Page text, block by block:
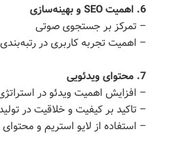
6. اهمیت SEO و بهینه‌سازی
– تمرکز بر جستجوی صوتی
– اهمیت تجربه کاربری در رتبه‌بندی
7. محتوای ویدئویی
– افزایش اهمیت ویدئو در
– تاکید بر کیفیت و خلاقیت در
– استفاده از لایو استریم و محتوای